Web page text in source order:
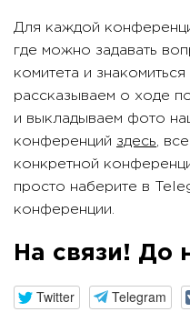
Для каждой
где можно задавать
комитета и
рассказываем о ходе
и выкладываем фото
конференций здесь ,
конкретной
просто наберите в
конференции.
На связи! До
Twitter Telegram